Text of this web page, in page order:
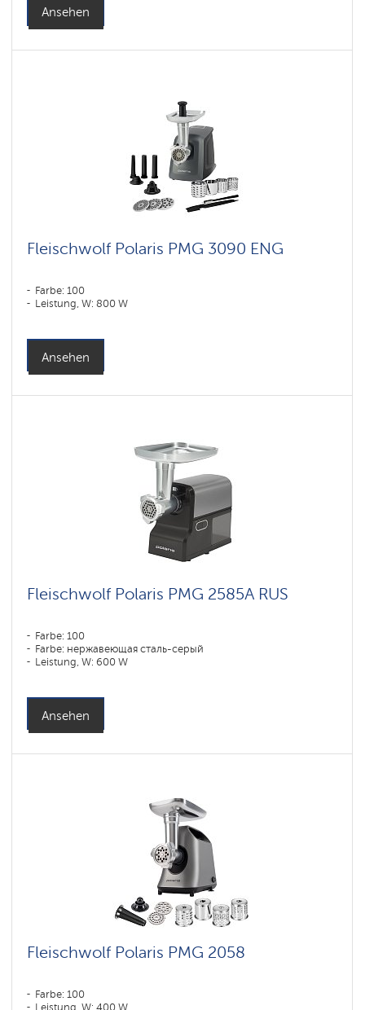
Ansehen
Fleischwolf Polaris PMG 3090 ENG
Farbe: 100
Leistung, W: 800 W
Ansehen
Fleischwolf Polaris PMG 2585A RUS
Farbe: 100
Farbe: нержавеющая сталь-серый
Leistung, W: 600 W
Ansehen
Fleischwolf Polaris PMG 2058
Farbe: 100
Leistung, W: 400 W